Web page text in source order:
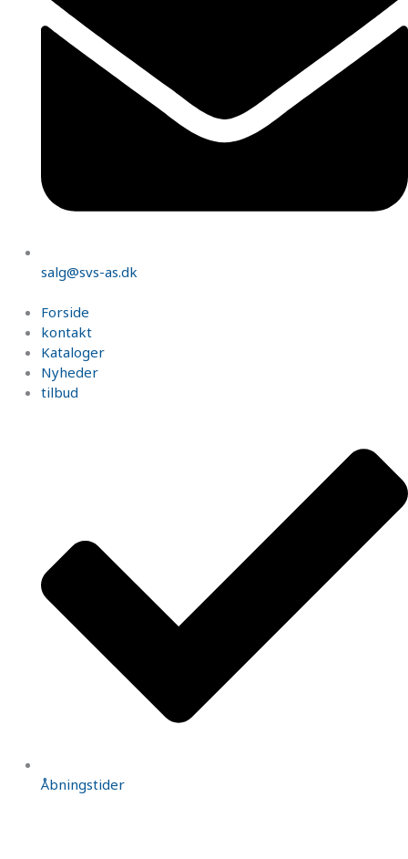
salg@svs-as.dk
Forside
kontakt
Kataloger
Nyheder
tilbud
Åbningstider